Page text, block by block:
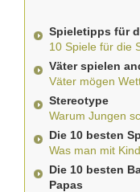
Spieletipps für
10 Spiele für die
Väter spielen
Väter mögen
Stereotype
Warum Jungen
Die 10 besten
Was man mit
Die 10 besten
Papas